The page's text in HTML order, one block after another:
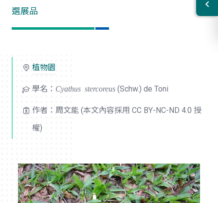
選展品
植物園
學名： Cyathus stercoreus (Schw.) de Toni
作者：周文能 (本文內容採用 CC BY-NC-ND 4.0 授
權)